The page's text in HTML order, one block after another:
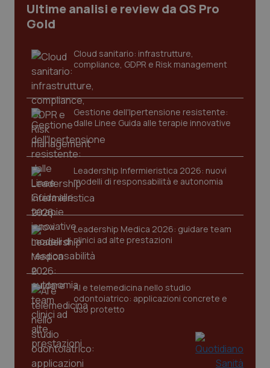
Ultime analisi e review da QS Pro
Gold
Cloud sanitario: infrastrutture,
compliance, GDPR e Risk management
Gestione dell'Ipertensione resistente:
dalle Linee Guida alle terapie innovative
Leadership Infermieristica 2026: nuovi
modelli di responsabilità e autonomia
Leadership Medica 2026: guidare team
clinici ad alte prestazioni
AI e telemedicina nello studio
odontoiatrico: applicazioni concrete e
uso protetto
www.quotidianosanita.it
tracking-sites-ironfish-